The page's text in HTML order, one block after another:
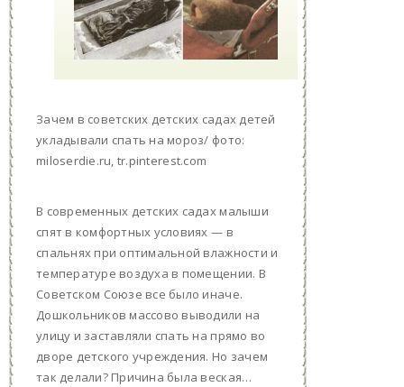
Зачем в советских детских садах детей
укладывали спать на мороз/ фото:
miloserdie.ru, tr.pinterest.com
В современных детских садах малыши
спят в комфортных условиях — в
спальнях при оптимальной влажности и
температуре воздуха в помещении. В
Советском Союзе все было иначе.
Дошкольников массово выводили на
улицу и заставляли спать на прямо во
дворе детского учреждения. Но зачем
так делали? Причина была веская…